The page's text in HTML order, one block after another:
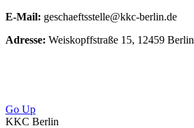
E-Mail: geschaeftsstelle@kkc-berlin.de
Adresse: Weiskopffstraße 15, 12459 Berlin
Go Up
KKC Berlin